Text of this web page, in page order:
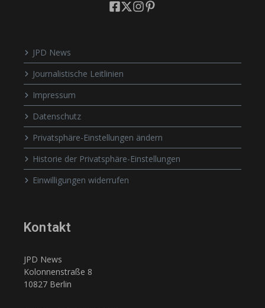
JPD News
Journalistische Leitlinien
Impressum
Datenschutz
Privatsphäre-Einstellungen ändern
Historie der Privatsphäre-Einstellungen
Einwilligungen widerrufen
Kontakt
JPD News
Kolonnenstraße 8
10827 Berlin